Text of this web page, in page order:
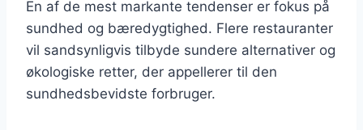
En af de mest markante tendenser er fokus på
sundhed og bæredygtighed. Flere restauranter
vil sandsynligvis tilbyde sundere alternativer og
økologiske retter, der appellerer til den
sundhedsbevidste forbruger.